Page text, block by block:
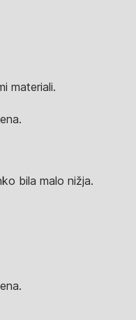
materiali.
bila malo nižja.